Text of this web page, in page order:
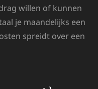
willen of kunnen
je maandelijks een
spreidt over een